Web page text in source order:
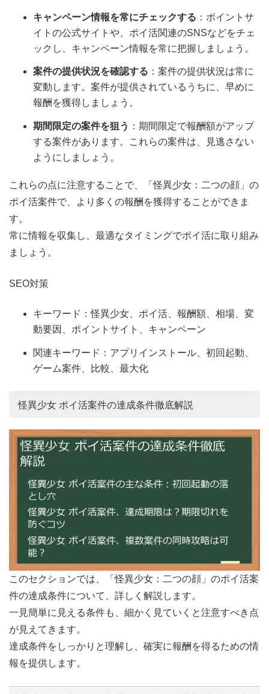
キャンペーン情報を常にチェックする ：ポイントサ
イトの公式サイトや、ポイ活関連のSNSなどをチェ
ックし、キャンペーン情報を常に把握しましょう。
案件の提供状況を確認する ：案件の提供状況は常に
変動します。案件が提供されているうちに、早めに
報酬を獲得しましょう。
期間限定の案件を狙う ：期間限定で報酬額がアップ
する案件があります。これらの案件は、見逃さない
ようにしましょう。
これらの点に注意することで、「怪異少女：二つの顔」の
ポイ活案件で、より多くの報酬を獲得することができま
す。
常に情報を収集し、最適なタイミングでポイ活に取り組み
ましょう。
SEO対策
キーワード：怪異少女、ポイ活、報酬額、相場、変
動要因、ポイントサイト、キャンペーン
関連キーワード：アプリインストール、初回起動、
ゲーム案件、比較、最大化
怪異少女 ポイ活案件の達成条件徹底解説
このセクションでは、「怪異少女：二つの顔」のポイ活案
件の達成条件について、詳しく解説します。
一見簡単に見える条件も、細かく見ていくと注意すべき点
が見えてきます。
達成条件をしっかりと理解し、確実に報酬を得るための情
報を提供します。